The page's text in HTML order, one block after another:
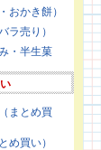
おかき餅）
ラ売り）
・半生菓
まとめ買
め買い）